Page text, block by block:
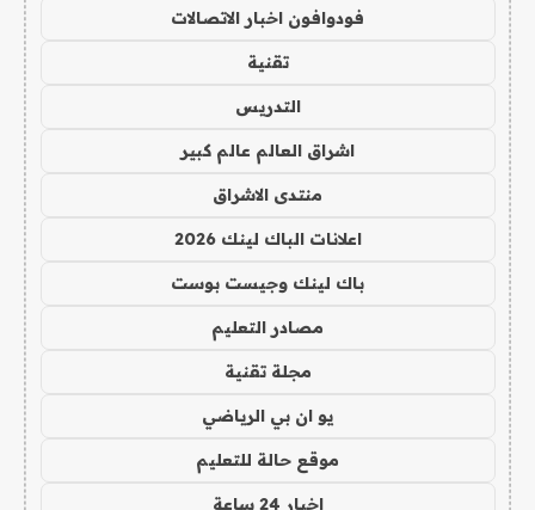
فودوافون اخبار الاتصالات
تقنية
التدريس
اشراق العالم عالم كبير
منتدى الاشراق
اعلانات الباك لينك 2026
باك لينك وجيست بوست
مصادر التعليم
مجلة تقنية
يو ان بي الرياضي
موقع حالة للتعليم
اخبار 24 ساعة